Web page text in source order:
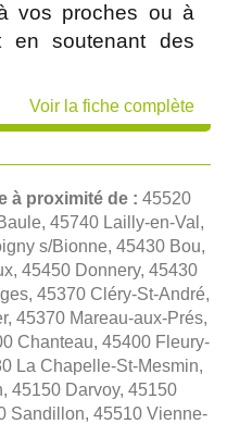
vos proches ou à
en soutenant des
Voir la fiche complète
à proximité de : 45520
45740 Lailly-en-Val,
s/Bionne, 45430 Bou,
45450 Donnery, 45430
45370 Cléry-St-André,
45370 Mareau-aux-Prés,
Chanteau, 45400 Fleury-
La Chapelle-St-Mesmin,
45150 Darvoy, 45150
Sandillon, 45510 Vienne-